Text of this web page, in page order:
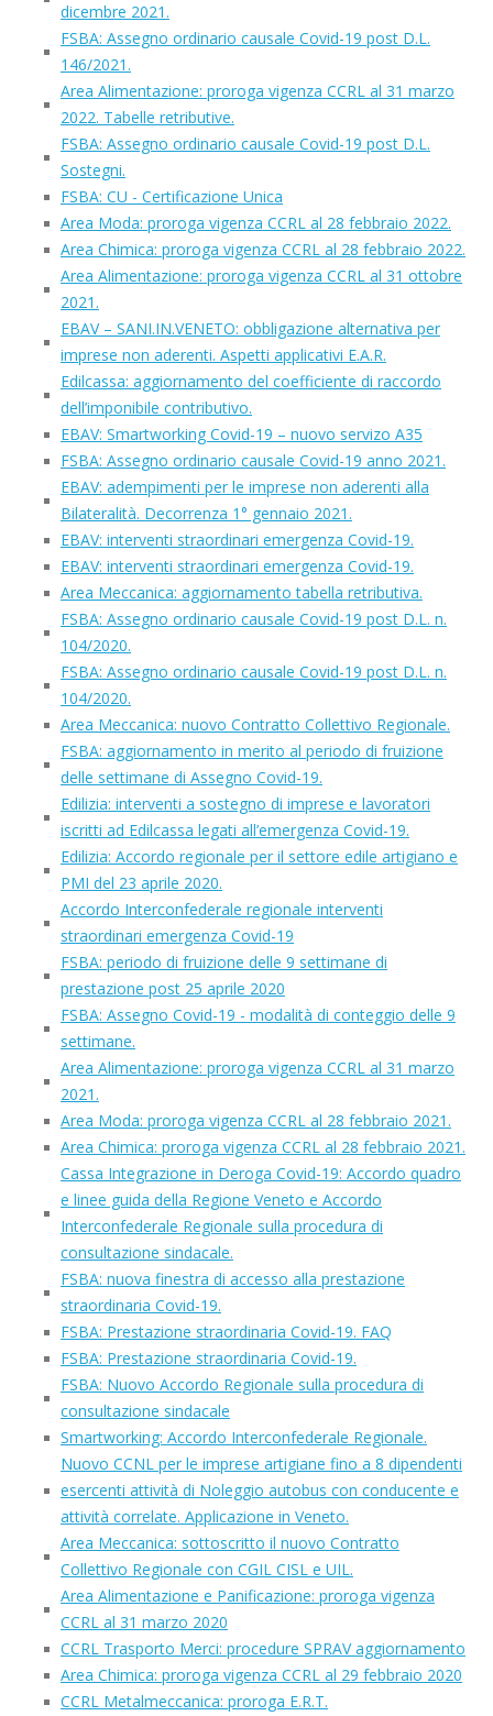
dicembre 2021.
FSBA: Assegno ordinario causale Covid-19 post D.L.
146/2021.
Area Alimentazione: proroga vigenza CCRL al 31 marzo
2022. Tabelle retributive.
FSBA: Assegno ordinario causale Covid-19 post D.L.
Sostegni.
FSBA: CU - Certificazione Unica
Area Moda: proroga vigenza CCRL al 28 febbraio 2022.
Area Chimica: proroga vigenza CCRL al 28 febbraio 2022.
Area Alimentazione: proroga vigenza CCRL al 31 ottobre
2021.
EBAV – SANI.IN.VENETO: obbligazione alternativa per
imprese non aderenti. Aspetti applicativi E.A.R.
Edilcassa: aggiornamento del coefficiente di raccordo
dell’imponibile contributivo.
EBAV: Smartworking Covid-19 – nuovo servizo A35
FSBA: Assegno ordinario causale Covid-19 anno 2021.
EBAV: adempimenti per le imprese non aderenti alla
Bilateralità. Decorrenza 1° gennaio 2021.
EBAV: interventi straordinari emergenza Covid-19.
EBAV: interventi straordinari emergenza Covid-19.
Area Meccanica: aggiornamento tabella retributiva.
FSBA: Assegno ordinario causale Covid-19 post D.L. n.
104/2020.
FSBA: Assegno ordinario causale Covid-19 post D.L. n.
104/2020.
Area Meccanica: nuovo Contratto Collettivo Regionale.
FSBA: aggiornamento in merito al periodo di fruizione
delle settimane di Assegno Covid-19.
Edilizia: interventi a sostegno di imprese e lavoratori
iscritti ad Edilcassa legati all’emergenza Covid-19.
Edilizia: Accordo regionale per il settore edile artigiano e
PMI del 23 aprile 2020.
Accordo Interconfederale regionale interventi
straordinari emergenza Covid-19
FSBA: periodo di fruizione delle 9 settimane di
prestazione post 25 aprile 2020
FSBA: Assegno Covid-19 - modalità di conteggio delle 9
settimane.
Area Alimentazione: proroga vigenza CCRL al 31 marzo
2021.
Area Moda: proroga vigenza CCRL al 28 febbraio 2021.
Area Chimica: proroga vigenza CCRL al 28 febbraio 2021.
Cassa Integrazione in Deroga Covid-19: Accordo quadro
e linee guida della Regione Veneto e Accordo
Interconfederale Regionale sulla procedura di
consultazione sindacale.
FSBA: nuova finestra di accesso alla prestazione
straordinaria Covid-19.
FSBA: Prestazione straordinaria Covid-19. FAQ
FSBA: Prestazione straordinaria Covid-19.
FSBA: Nuovo Accordo Regionale sulla procedura di
consultazione sindacale
Smartworking: Accordo Interconfederale Regionale.
Nuovo CCNL per le imprese artigiane fino a 8 dipendenti
esercenti attività di Noleggio autobus con conducente e
attività correlate. Applicazione in Veneto.
Area Meccanica: sottoscritto il nuovo Contratto
Collettivo Regionale con CGIL CISL e UIL.
Area Alimentazione e Panificazione: proroga vigenza
CCRL al 31 marzo 2020
CCRL Trasporto Merci: procedure SPRAV aggiornamento
Area Chimica: proroga vigenza CCRL al 29 febbraio 2020
CCRL Metalmeccanica: proroga E.R.T.